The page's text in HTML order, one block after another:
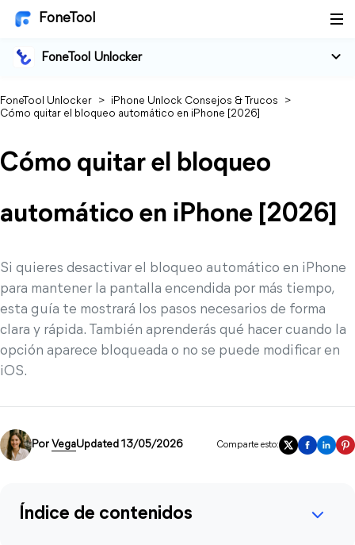
FoneTool
FoneTool Unlocker
FoneTool Unlocker > iPhone Unlock Consejos & Trucos
>
Cómo quitar el bloqueo automático en iPhone [2026]
Cómo quitar el bloqueo
automático en iPhone [2026]
Si quieres desactivar el bloqueo automático en iPhone
para mantener la pantalla encendida por más tiempo,
esta guía te mostrará los pasos necesarios de forma
clara y rápida. También aprenderás qué hacer cuando la
opción aparece bloqueada o no se puede modificar en
iOS.
Por VegaUpdated 13/05/2026 Comparte esto:
Índice de contenidos